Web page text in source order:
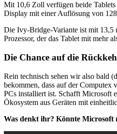
Mit 10,6 Zoll verfügen beide
Display mit einer Auflösung von
Die Ivy-Bridge-Variante ist mit 13,5
Prozessor, der das Tablet mit mehr
Die Chance auf die
Rein technisch sehen wir also bald
bekommen, dass auf der Computex
PCs installiert ist. Schafft Microsoft
Ökosystem aus Geräten mit
Was denkt ihr? Könnte Microsoft